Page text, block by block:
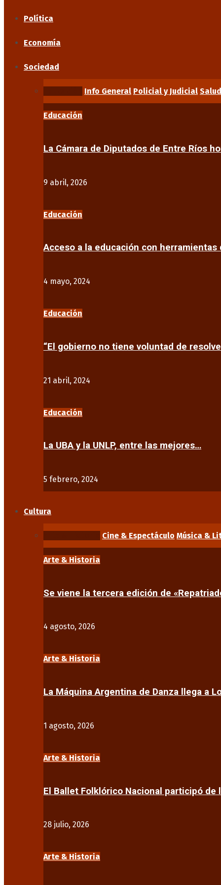
Política
Economía
Sociedad
Info General Policial y Judicial Salud
Educación
La Cámara de Diputados de Entre Ríos
9 abril, 2026
Educación
Acceso a la educación con
4 mayo, 2024
Educación
“El gobierno no tiene voluntad de
21 abril, 2024
Educación
La UBA y la UNLP, entre las mejores…
5 febrero, 2024
Cultura
Cine & Espectáculo Música &
Arte & Historia
Se viene la tercera edición de
4 agosto, 2026
Arte & Historia
La Máquina Argentina de Danza llega a
1 agosto, 2026
Arte & Historia
El Ballet Folklórico Nacional participó de
28 julio, 2026
Arte & Historia